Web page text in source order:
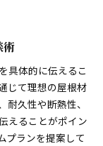
術
具体的に伝えるこ
じて理想の屋根材
久性や断熱性、
えることがポイン
プランを提案して